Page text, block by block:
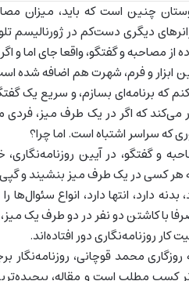
چنین است که باید، میزان
دیگری دست‌کم در ژورنالیسم
مصاحبه و گفتگو، واقعا جای اما و
ابزار و فرم، شهرت هم اضافه شده
که برنامه‌ای بسازم، و سریع یک
که اگر در یک طرف میز،
که سراسر اشتباه است. اما چرا؟
و گفتگو، در آیین
کسی در یک طرف میز بنشیند و گپی
بدنه دارد، انتها دارد، انواع
با کاشتن دو نفر در دو طرف یک
روزنامه‌نگاری دور افتاده‌اند.
محمد قوچانی، روزنامه‌نگار
کسب مطلب است و مقاله،